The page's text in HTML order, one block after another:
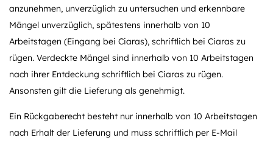
anzunehmen, unverzüglich zu untersuchen und erkennbare
Mängel unverzüglich, spätestens innerhalb von 10
Arbeitstagen (Eingang bei Ciaras), schriftlich bei Ciaras zu
rügen. Verdeckte Mängel sind innerhalb von 10 Arbeitstagen
nach ihrer Entdeckung schriftlich bei Ciaras zu rügen.
Ansonsten gilt die Lieferung als genehmigt.
Ein Rückgaberecht besteht nur innerhalb von 10 Arbeitstagen
nach Erhalt der Lieferung und muss schriftlich per E-Mail